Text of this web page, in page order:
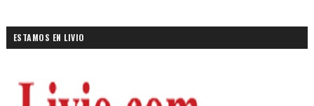
ESTAMOS EN LIVIO